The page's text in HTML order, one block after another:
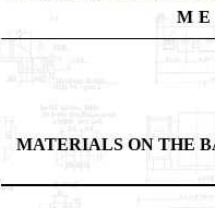
MATERIALS ON THE